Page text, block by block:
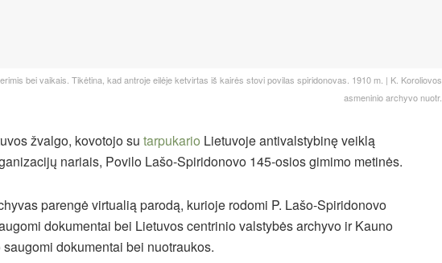
bei vaikais. Tikėtina, kad antroje eilėje ketvirtas iš kairės stovi povilas spiridonovas. 1910 m. | K. Koroliovos
asmeninio archyvo nuotr.
žvalgo, kovotojo su tarpukario Lietuvoje antivalstybinę veiklą
nariais, Povilo Lašo-Spiridonovo 145-osios gimimo metinės.
parengė virtualią parodą, kurioje rodomi P. Lašo-Spiridonovo
dokumentai bei Lietuvos centrinio valstybės archyvo ir Kauno
dokumentai bei nuotraukos.